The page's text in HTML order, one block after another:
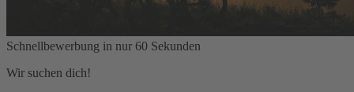
Schnellbewerbung in nur 60 Sekunden
Wir suchen dich!